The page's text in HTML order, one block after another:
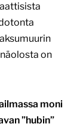
on
moni
”hubin”